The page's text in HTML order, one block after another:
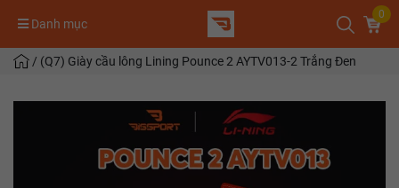
Danh mục
0
/ (Q7) Giày cầu lông Lining Pounce 2 AYTV013-2 Trắng Đen